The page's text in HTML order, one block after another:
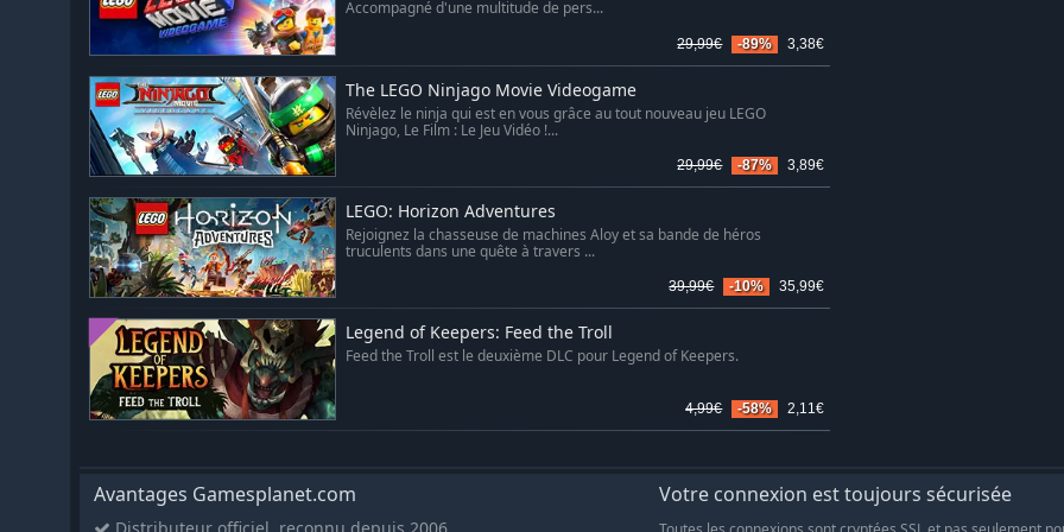
Accompagné d'une multitude de pers...
29,99€ -89% 3,38€
The LEGO Ninjago Movie Videogame
Révèlez le ninja qui est en vous grâce au tout nouveau jeu LEGO
Ninjago, Le Film : Le Jeu Vidéo !...
29,99€ -87% 3,89€
LEGO: Horizon Adventures
Rejoignez la chasseuse de machines Aloy et sa bande de héros
truculents dans une quête à travers ...
39,99€ -10% 35,99€
Legend of Keepers: Feed the Troll
Feed the Troll est le deuxième DLC pour Legend of Keepers.
4,99€ -58% 2,11€
Avantages Gamesplanet.com Votre connexion est toujours sécurisée